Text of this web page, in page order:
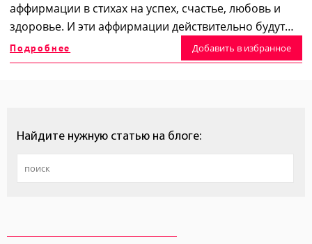
аффирмации в стихах на успех, счастье, любовь и
здоровье. И эти аффирмации действительно будут…
Подробнее Добавить в избранное
Найдите нужную статью на блоге: